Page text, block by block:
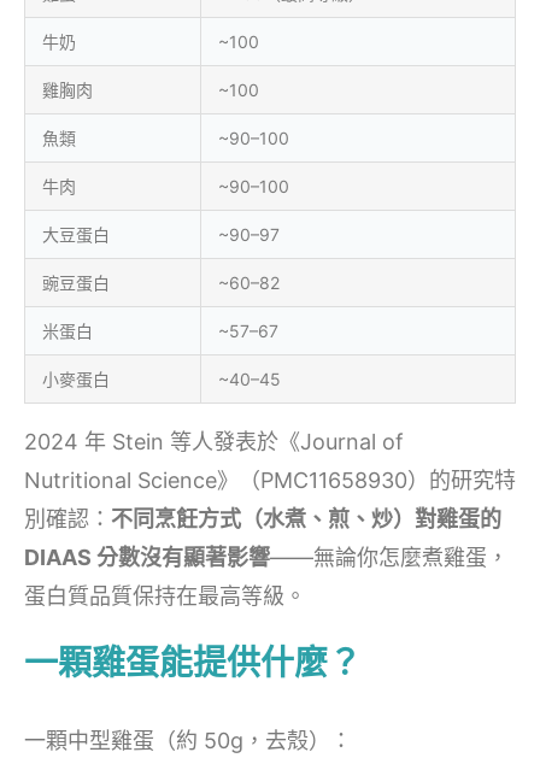
牛奶 ~100
雞胸肉 ~100
魚類 ~90–100
牛肉 ~90–100
大豆蛋白 ~90–97
豌豆蛋白 ~60–82
米蛋白 ~57–67
小麥蛋白 ~40–45
2024 年 Stein 等人發表於《Journal of
Nutritional Science》（PMC11658930）的研究特
別確認： 不同烹飪方式（水煮、煎、炒）對雞蛋的
DIAAS 分數沒有顯著影響——無論你怎麼煮雞蛋，
蛋白質品質保持在最高等級。
一顆雞蛋能提供什麼？
一顆中型雞蛋（約 50g，去殼）：